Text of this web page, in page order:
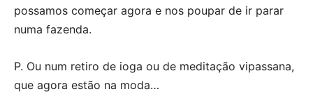
possamos começar agora e nos poupar de ir parar
numa fazenda.
P. Ou num retiro de ioga ou de meditação vipassana,
que agora estão na moda…